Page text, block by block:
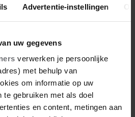
Advertentie-instellingen
uw gegevens
verwerken je persoonlijke
met behulp van
om informatie op uw
te gebruiken met als doel
en content, metingen aan
moet je zetten
en af te